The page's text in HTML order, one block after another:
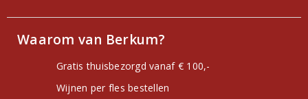
Waarom van Berkum?
Gratis thuisbezorgd vanaf € 100,-
Wijnen per fles bestellen